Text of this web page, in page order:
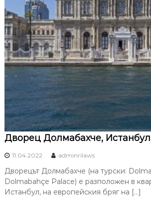
Дворец Долмабахче,
11.04.2022 adminrilaws
Дворецът Долмабахче (на турски:
Dolmabahçe Palace) е разположен в
Истанбул, на европейския бряг на […]